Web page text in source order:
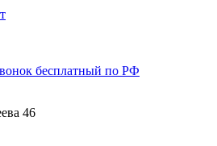
бесплатный по РФ
46